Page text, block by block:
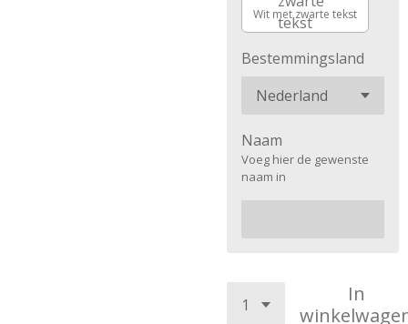
Wit met zwarte tekst
Bestemmingsland
Naam
Voeg hier de gewenste
naam in
In